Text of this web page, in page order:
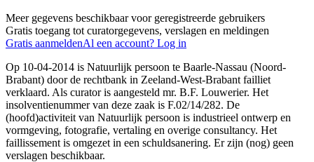
Meer gegevens beschikbaar voor geregistreerde gebruikers
Gratis toegang tot curatorgegevens, verslagen en meldingen
Gratis aanmeldenAl een account? Log in
Op 10-04-2014 is Natuurlijk persoon te Baarle-Nassau (Noord-
Brabant) door de rechtbank in Zeeland-West-Brabant failliet
verklaard. Als curator is aangesteld mr. B.F. Louwerier. Het
insolventienummer van deze zaak is F.02/14/282. De
(hoofd)activiteit van Natuurlijk persoon is industrieel ontwerp en
vormgeving, fotografie, vertaling en overige consultancy. Het
faillissement is omgezet in een schuldsanering. Er zijn (nog) geen
verslagen beschikbaar.